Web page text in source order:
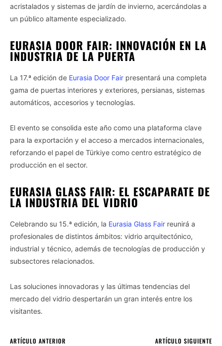
acristalados y sistemas de jardín de invierno, acercándolas a
un público altamente especializado.
EURASIA DOOR FAIR: INNOVACIÓN EN LA
INDUSTRIA DE LA PUERTA
La 17.ª edición de Eurasia Door Fair presentará una completa
gama de puertas interiores y exteriores, persianas, sistemas
automáticos, accesorios y tecnologías.
El evento se consolida este año como una plataforma clave
para la exportación y el acceso a mercados internacionales,
reforzando el papel de Türkiye como centro estratégico de
producción en el sector.
EURASIA GLASS FAIR: EL ESCAPARATE DE
LA INDUSTRIA DEL VIDRIO
Celebrando su 15.ª edición, la Eurasia Glass Fair reunirá a
profesionales de distintos ámbitos: vidrio arquitectónico,
industrial y técnico, además de tecnologías de producción y
subsectores relacionados.
Las soluciones innovadoras y las últimas tendencias del
mercado del vidrio despertarán un gran interés entre los
visitantes.
ARTÍCULO ANTERIOR ARTÍCULO SIGUIENTE